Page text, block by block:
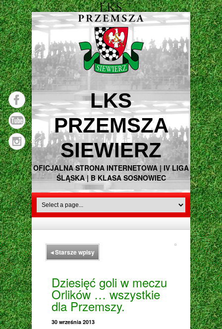
LKS
PRZEMSZA
SIEWIERZ
OFICJALNA STRONA INTERNETOWA | IV LIGA
ŚLĄSKA | B KLASA SOSNOWIEC
◂Starsze wpisy
Dziesięć goli w meczu
Orlików … wszystkie
dla Przemszy.
30 września 2013